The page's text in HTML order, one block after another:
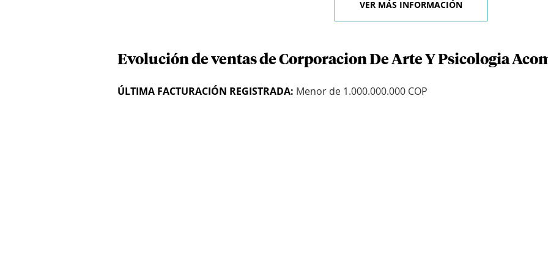
VER MÁS INFORMACIÓN
Evolución de ventas de Corporacion De Arte Y Psicologia
ÚLTIMA FACTURACIÓN REGISTRADA: Menor de 1.000.000.000 COP